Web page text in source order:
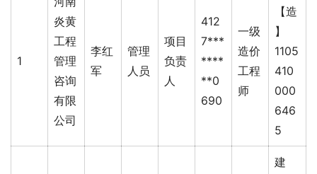
1
炎黄
工程
管理
咨询
有限
公司
李红
军
管理
人员
项目
负责
人
412
7***
****
**0
690
一级
造价
工程
师
【造
】
1105
410
000
646
5
建